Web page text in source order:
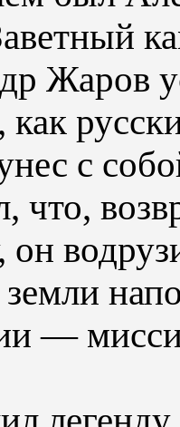
Жаров
как
с
что,
—